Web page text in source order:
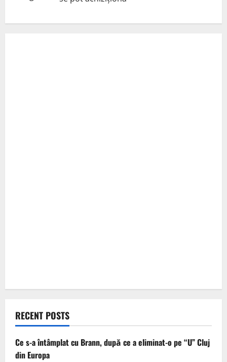
RECENT POSTS
Ce s-a întâmplat cu Brann, după ce a eliminat-o pe “U” Cluj
din Europa